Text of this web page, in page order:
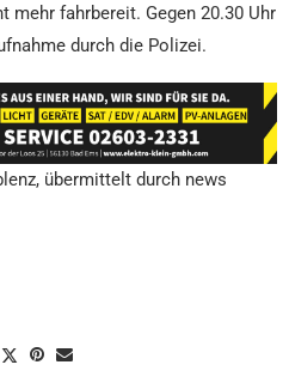
mehr fahrbereit. Gegen 20.30 Uhr
durch die Polizei.
übermittelt durch news